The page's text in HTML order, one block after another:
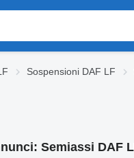
Sospensioni DAF LF
Semiassi DAF